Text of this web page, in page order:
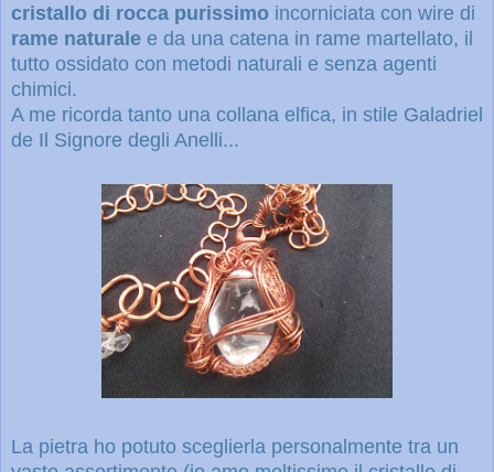
cristallo di rocca purissimo incorniciata con wire di
rame naturale e da una catena in rame martellato, il
tutto ossidato con metodi naturali e senza agenti
chimici.
A me ricorda tanto una collana elfica, in stile Galadriel
de Il Signore degli Anelli...
La pietra ho potuto sceglierla personalmente tra un